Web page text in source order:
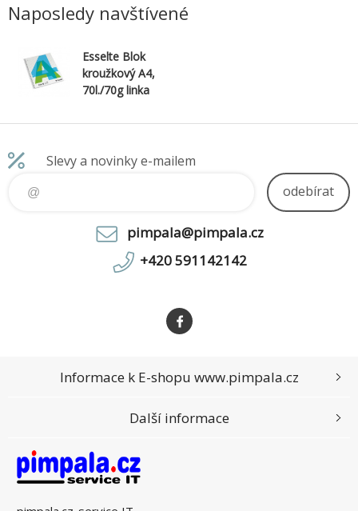
Naposledy navštívené
Esselte Blok
kroužkový A4,
70l./70g linka
Slevy a novinky e-mailem
odebírat
pimpala@pimpala.cz
+420 591142142
Informace k E-shopu www.pimpala.cz
Další informace